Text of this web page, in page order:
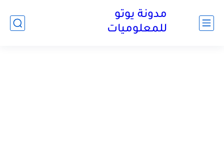
مدونة يوتو
للمعلوميات